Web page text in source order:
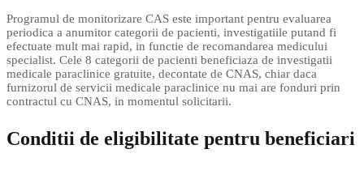
Programul de monitorizare CAS este important pentru evaluarea
periodica a anumitor categorii de pacienti, investigatiile putand fi
efectuate mult mai rapid, in functie de recomandarea medicului
specialist. Cele 8 categorii de pacienti beneficiaza de investigatii
medicale paraclinice gratuite, decontate de CNAS, chiar daca
furnizorul de servicii medicale paraclinice nu mai are fonduri prin
contractul cu CNAS, in momentul solicitarii.
Conditii de eligibilitate pentru beneficiari